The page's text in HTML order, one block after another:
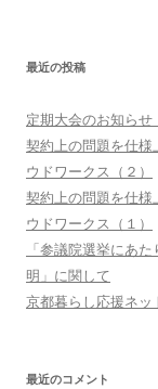
最近の投稿
定期大会のお知らせ
契約上の問題を仕様
ウドワークス（２）
契約上の問題を仕様
ウドワークス（１）
「参議院選挙にあ
明」に関して
京都暮らし応援ネ
最近のコメント